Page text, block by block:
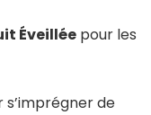
Éveillée pour les
de